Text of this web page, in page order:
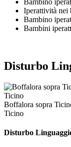
Bambino
Iperattività nei
Bambino
Bambini
Disturbo
Boffalora sopra
Ticino
Disturbo